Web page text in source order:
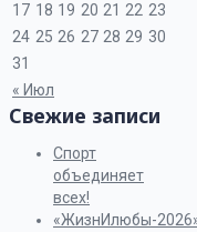
« Июл
17 18 19 20 21 22 23
24 25 26 27 28 29 30
31
Свежие записи
Спорт
объединяет
всех!
«ЖизнИлюбы-